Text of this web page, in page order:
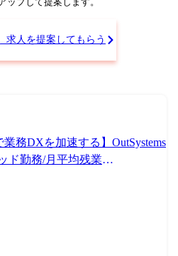
感じる（30代女性）。 ・お客様から
、嬉しかった！（20代女性） 【事
いソリューションがたくさんありま
・「世界基準で通用するエンジニア
しいマーケットを開拓する」 ・「日
来を創る」 こういった想いをもったメ
うな環境下で一緒に成長していきたい
務
/遺産管理システムの開発案件 ・人事
・建設業向け基幹システムの刷新案
にも様々なPJがご
社内とお客様先が6:4です。 ●通信キ
われます。
求人を提案してもらう
務DXを加速する】OutSystems
ド勤務/月平均残業